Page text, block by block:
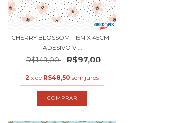
CHERRY BLOSSOM - 15M X 45CM -
ADESIVO VI...
R$149,00 R$97,00
2 x de R$48,50 sem juros